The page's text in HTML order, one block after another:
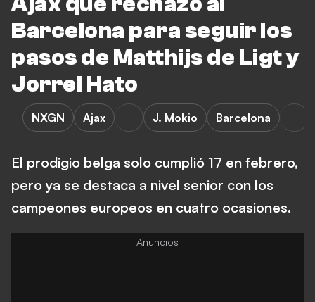
Barcelona para seguir los
pasos de Matthijs de Ligt y
Jorrel Hato
NXGN Ajax J. Mokio Barcelona
El prodigio belga solo cumplió 17 en febrero,
pero ya se destaca a nivel senior con los
campeones europeos en cuatro ocasiones.